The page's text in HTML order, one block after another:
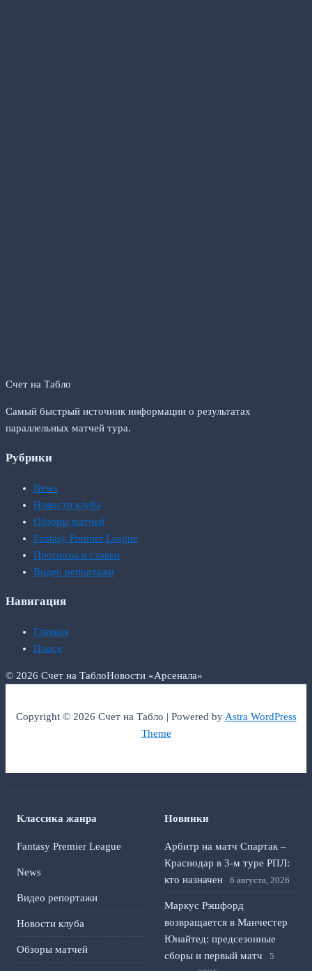
Счет на Табло
Самый быстрый источник информации о результатах
параллельных матчей тура.
Рубрики
News
Новости клуба
Обзоры матчей
Fantasy Premier League
Прогнозы и ставки
Видео репортажи
Навигация
Главная
Поиск
© 2026 Счет на ТаблоНовости «Арсенала»
Copyright © 2026 Счет на Табло | Powered byAstra WordPress
Theme
Классика жанра
Fantasy Premier League
News
Видео репортажи
Новости клуба
Обзоры матчей
Новинки
Арбитр на матч Спартак –
Краснодар в 3-м туре РПЛ:
кто назначен
6 августа, 2026
Маркус Рэшфорд
возвращается в Манчестер
Юнайтед: предсезонные
сборы и первый матч
5